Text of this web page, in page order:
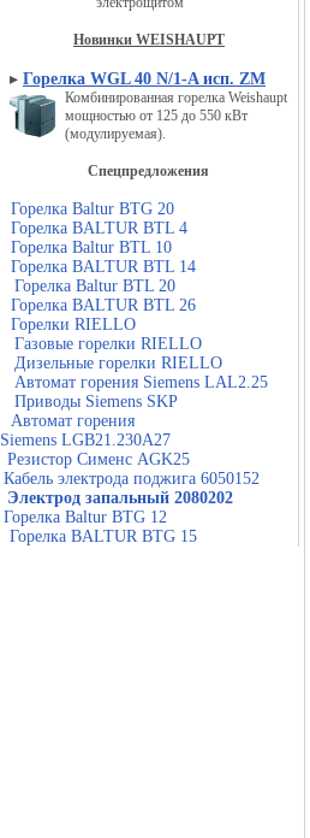
Новинки WEISHAUPT
▸ Горелка WGL 40 N/1-A исп. ZM
Комбинированная горелка Weishaupt
мощностью от 125 до 550 кВт
(модулируемая).
Спецпредложения
Горелка Baltur BTG 20
Горелка BALTUR BTL 4
Горелка Baltur BTL 10
Горелка BALTUR BTL 14
Горелка Baltur BTL 20
Горелка BALTUR BTL 26
Горелки RIELLO
Газовые горелки RIELLO
Дизельные горелки RIELLO
Автомат горения Siemens LAL2.25
Приводы Siemens SKP
Автомат горения
Siemens LGB21.230A27
Резистор Сименс AGK25
Кабель электрода поджига 6050152
Электрод запальный 2080202
Горелка Baltur BTG 12
Горелка BALTUR BTG 15